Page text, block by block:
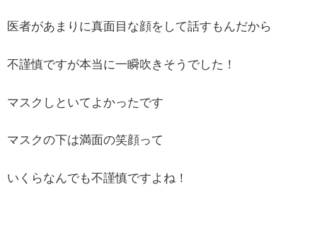
医者があまりに真面目な顔をして話すもんだから
不謹慎ですが本当に一瞬吹きそうでした！
マスクしといてよかったです
マスクの下は満面の笑顔って
いくらなんでも不謹慎ですよね！